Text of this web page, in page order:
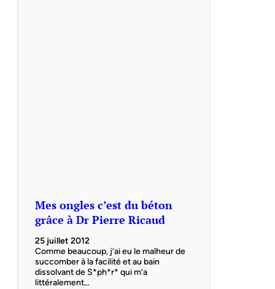
Mes ongles c’est du béton
grâce à Dr Pierre Ricaud
25 juillet 2012
Comme beaucoup, j’ai eu le malheur de
succomber à la facilité et au bain
dissolvant de S*ph*r* qui m’a
littéralement…